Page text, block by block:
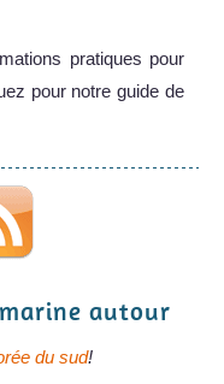
pratiques pour
pour notre guide de
autour
du sud!